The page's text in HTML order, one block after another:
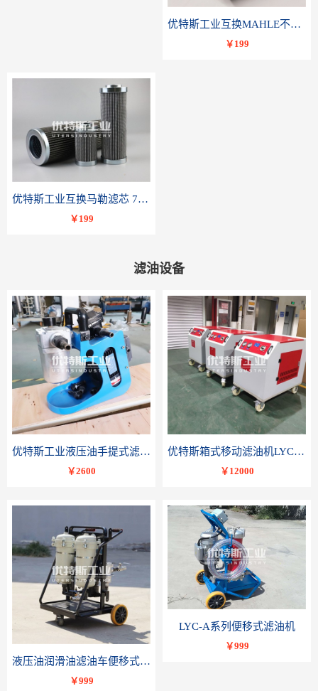
优特斯工业互换MAHLE不锈钢液压油滤芯PI23040RNPS10
￥199
优特斯工业互换马勒滤芯 77681075PI8508 DRG 100
￥199
滤油设备
优特斯工业液压油手提式滤油机BLYJ系列液压油润滑油便携轻便小流量精密过滤
￥2600
优特斯箱式移动滤油机LYC-C系列变压器油润滑油滤油小车
￥12000
液压油润滑油滤油车便移式滤油机LYC-B系列-优特斯工业科技
￥999
LYC-A系列便移式滤油机
￥999